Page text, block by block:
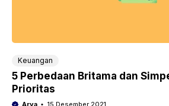
Keuangan
5 Perbedaan Britama dan
Prioritas
Arya 15 Desember 2021